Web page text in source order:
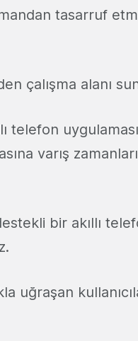
tasarruf
çalışma alanı
telefon
varış
bir akıllı
uğraşan